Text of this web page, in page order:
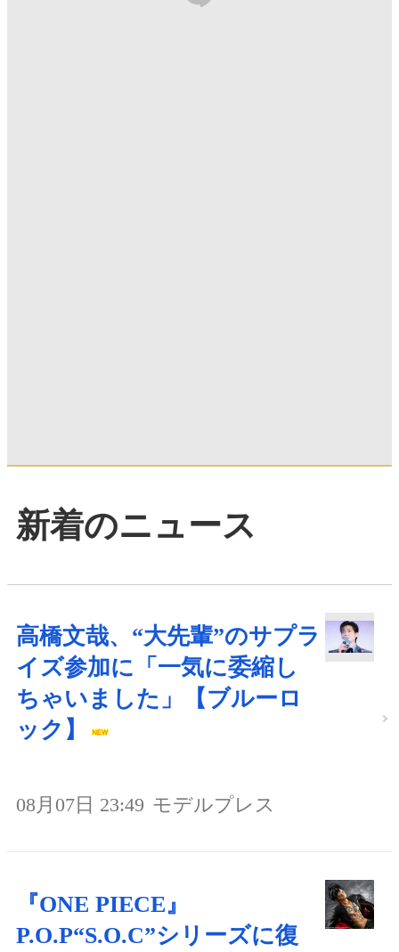
新着のニュース
高橋文哉、“大先輩”のサプラ
イズ参加に「一気に委縮し
ちゃいました」【ブルーロ
ック】
08月07日 23:49 モデルプレス
『ONE PIECE』
P.O.P“S.O.C”シリーズに復